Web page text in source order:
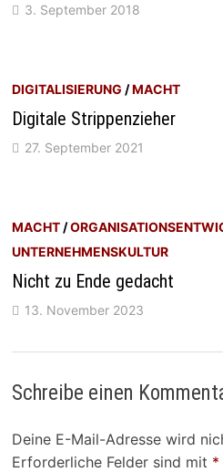
3. September 2018
DIGITALISIERUNG /MACHT
Digitale Strippenzieher
27. September 2021
MACHT /
UNTERNEHMENSKULTUR
Nicht zu Ende gedacht
13. November 2023
Schreibe einen
Deine E-Mail-Adresse wird
Erforderliche Felder sind mit *